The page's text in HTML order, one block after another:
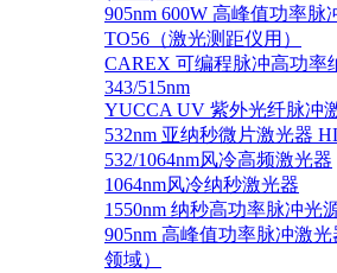
905nm 600W 高峰值功率脉
TO56（激光测距仪用）
CAREX 可编程脉冲高功率
343/515nm
YUCCA UV 紫外光纤脉冲
532nm 亚纳秒微片激光器
532/1064nm风冷高频激光器
1064nm风冷纳秒激光器
1550nm 纳秒高功率脉冲光
905nm 高峰值功率脉冲激
领域）